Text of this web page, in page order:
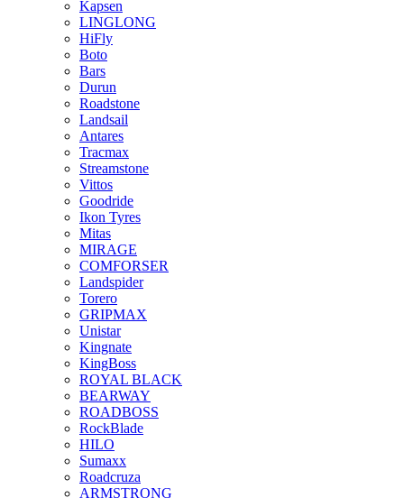
Kapsen
LINGLONG
HiFly
Boto
Bars
Durun
Roadstone
Landsail
Antares
Tracmax
Streamstone
Vittos
Goodride
Ikon Tyres
Mitas
MIRAGE
COMFORSER
Landspider
Torero
GRIPMAX
Unistar
Kingnate
KingBoss
ROYAL BLACK
BEARWAY
ROADBOSS
RockBlade
HILO
Sumaxx
Roadcruza
ARMSTRONG